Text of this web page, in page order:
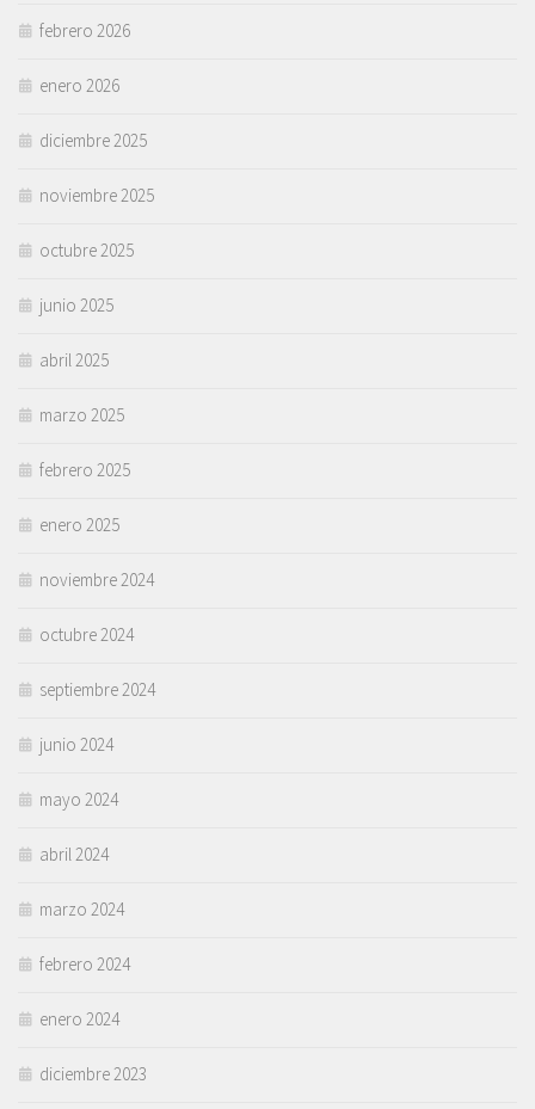
febrero 2026
enero 2026
diciembre 2025
noviembre 2025
octubre 2025
junio 2025
abril 2025
marzo 2025
febrero 2025
enero 2025
noviembre 2024
octubre 2024
septiembre 2024
junio 2024
mayo 2024
abril 2024
marzo 2024
febrero 2024
enero 2024
diciembre 2023